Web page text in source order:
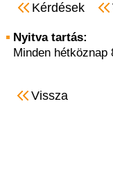
Kérdések
Nyitva tartás:
Minden hétköznap
Vissza